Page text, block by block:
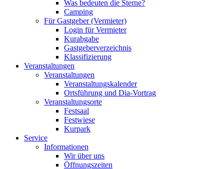
Was bedeuten die Sterne?
Camping
Für Gastgeber (Vermieter)
Login für Vermieter
Kurabgabe
Gastgeberverzeichnis
Klassifizierung
Veranstaltungen
Veranstaltungen
Veranstaltungskalender
Ortsführung und Dia-Vortrag
Veranstaltungsorte
Festsaal
Festwiese
Kurpark
Service
Informationen
Wir über uns
Öffnungszeiten